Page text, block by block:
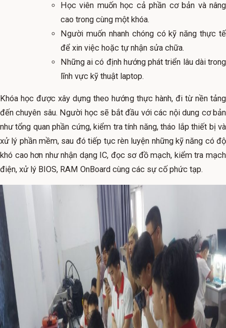
Học viên muốn học cả phần cơ bản và nâng
cao trong cùng một khóa.
Người muốn nhanh chóng có kỹ năng thực tế
để xin việc hoặc tự nhận sửa chữa.
Những ai có định hướng phát triển lâu dài trong
lĩnh vực kỹ thuật laptop.
Khóa học được xây dựng theo hướng thực hành, đi từ nền tảng
đến chuyên sâu. Người học sẽ bắt đầu với các nội dung cơ bản
như tổng quan phần cứng, kiểm tra tính năng, tháo lắp thiết bị và
xử lý phần mềm, sau đó tiếp tục rèn luyện những kỹ năng có độ
khó cao hơn như nhận dạng IC, đọc sơ đồ mạch, kiểm tra mạch
điện, xử lý BIOS, RAM OnBoard cùng các sự cố phức tạp.